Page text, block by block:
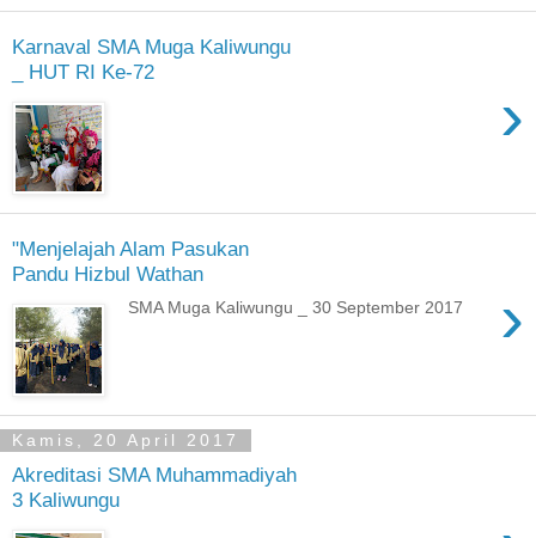
Karnaval SMA Muga Kaliwungu
_ HUT RI Ke-72
›
"Menjelajah Alam Pasukan
Pandu Hizbul Wathan
›
SMA Muga Kaliwungu _ 30 September 2017
Kamis, 20 April 2017
Akreditasi SMA Muhammadiyah
3 Kaliwungu